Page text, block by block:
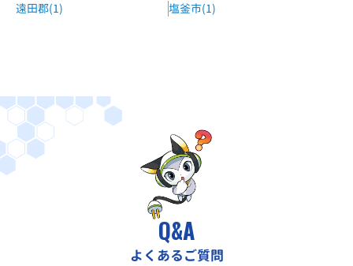
遠田郡(1)
塩釜市(1)
Q&A
よくあるご質問